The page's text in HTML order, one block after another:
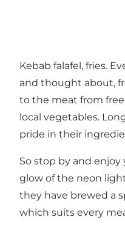
Kebab falafel, fries.
and thought about,
to the meat from
local vegetables.
pride in their
So stop by and
glow of the neon
they have brewed a
which suits every